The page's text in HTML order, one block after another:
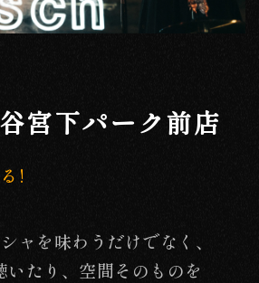
宮下パーク前店
!
ャを味わうだけでなく、
いたり、空間そのものを